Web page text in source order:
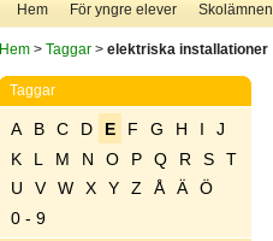
Hem För yngre elever Skolämnen
Hem> Taggar> elektriska installationer
Taggar
A B C D E F G H I
J
K
L M N O P Q R S
T
U
V W X Y Z Å Ä
Ö
0 - 9